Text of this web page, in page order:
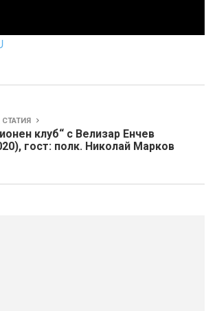
клуб“ с Велизар Енчев
гост: полк. Николай Марков